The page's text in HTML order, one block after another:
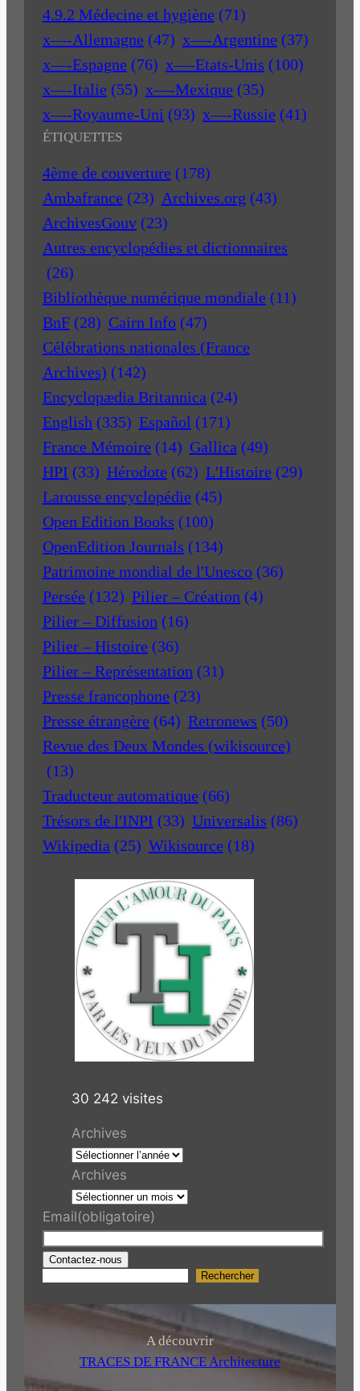
4.9.2 Médecine et hygiène (71)
x—-Allemagne (47) x—-Argentine (37)
x—-Espagne (76) x—-Etats-Unis (100)
x—-Italie (55) x—-Mexique (35)
x—-Royaume-Uni (93) x—-Russie (41)
ÉTIQUETTES
4ème de couverture (178)
Ambafrance (23) Archives.org (43)
ArchivesGouv (23)
Autres encyclopédies et dictionnaires
(26)
Bibliothèque numérique mondiale (11)
BnF (28) Cairn Info (47)
Célébrations nationales (France
Archives) (142)
Encyclopædia Britannica (24)
English (335) Español (171)
France Mémoire (14) Gallica (49)
HPI (33) Hérodote (62) L'Histoire (29)
Larousse encyclopédie (45)
Open Edition Books (100)
OpenEdition Journals (134)
Patrimoine mondial de l'Unesco (36)
Persée (132) Pilier – Création (4)
Pilier – Diffusion (16)
Pilier – Histoire (36)
Pilier – Représentation (31)
Presse francophone (23)
Presse étrangère (64) Retronews (50)
Revue des Deux Mondes (wikisource)
(13)
Traducteur automatique (66)
Trésors de l'INPI (33) Universalis (86)
Wikipedia (25) Wikisource (18)
30 242 visites
Archives
Archives
Email(obligatoire)
Contactez-nous
r
Rechercher
A découvrir
TRACES DE FRANCE Architecture